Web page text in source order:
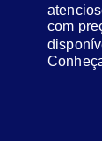
com